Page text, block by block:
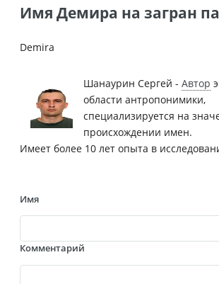
Имя Демира на загран
Demira
Шанаурин Сергей - Автор
области антропонимики,
специализируется на
происхождении имен.
Имеет более 10 лет опыта в
Имя
Комментарий